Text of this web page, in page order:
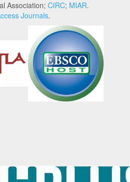
Association; CIRC; MIAR.
Journals.